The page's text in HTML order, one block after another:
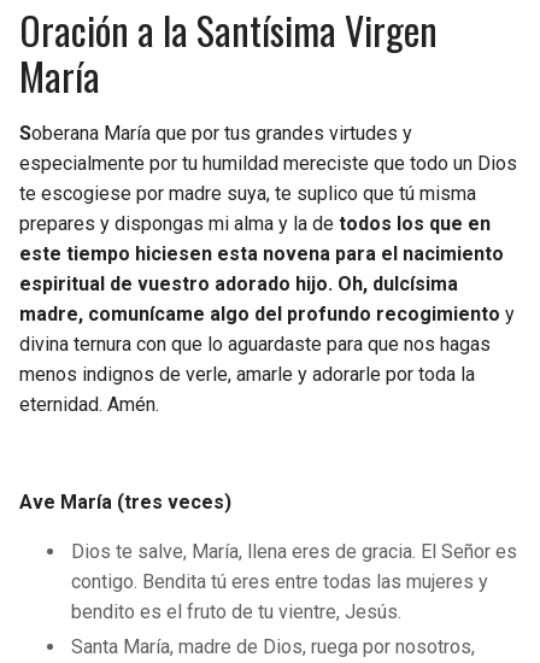
Oración a la Santísima Virgen
María
Soberana María que por tus grandes virtudes y
especialmente por tu humildad mereciste que todo un Dios
te escogiese por madre suya, te suplico que tú misma
prepares y dispongas mi alma y la de todos los que en
este tiempo hiciesen esta novena para el nacimiento
espiritual de vuestro adorado hijo. Oh, dulcísima
madre, comunícame algo del profundo recogimiento y
divina ternura con que lo aguardaste para que nos hagas
menos indignos de verle, amarle y adorarle por toda la
eternidad. Amén.
Ave María (tres veces)
Dios te salve, María, llena eres de gracia. El Señor es
contigo. Bendita tú eres entre todas las mujeres y
bendito es el fruto de tu vientre, Jesús.
Santa María, madre de Dios, ruega por nosotros,